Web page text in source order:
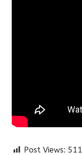
Post Views: 511